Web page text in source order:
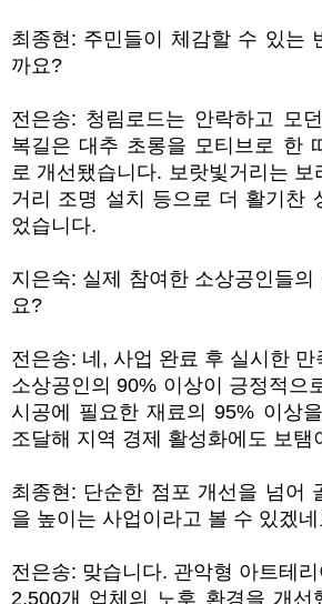
최종현: 주민들이 체감할 수 있는
까요?
전은송: 청림로드는 안락하고 모
복길은 대추 초롱을 모티브로 한
로 개선됐습니다. 보랏빛거리는
거리 조명 설치 등으로 더 활기찬
었습니다.
지은숙: 실제 참여한 소상공인들의
요?
전은송: 네 , 사업 완료 후 실시한 만
소상공인의90% 이상이 긍정적으
시공에 필요한 재료의95% 이상
조달해 지역 경제 활성화에도 보탬
최종현: 단순한 점포 개선을 넘어
을 높이는 사업이라고 볼 수 있겠네
전은송: 맞습니다. 관악형 아트테
2,500개 업체의 노후 환경을 개선